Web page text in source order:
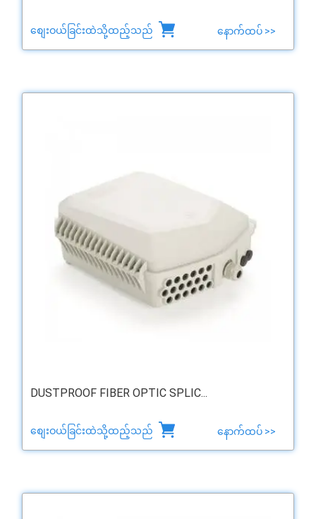
စျေးဝယ်ခြင်းထဲသို့ထည့်သည် နောက်ထပ် >>
DUSTPROOF FIBER OPTIC SPLIC...
စျေးဝယ်ခြင်းထဲသို့ထည့်သည် နောက်ထပ် >>